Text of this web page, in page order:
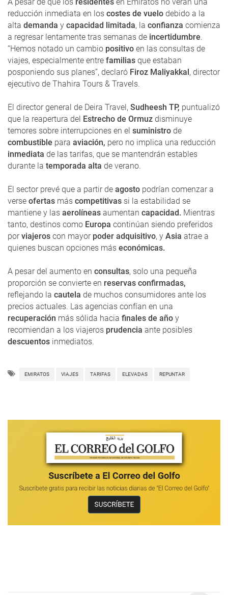
reducción inmediata en los costes de vuelo debido a la
alta demanda y capacidad limitada, la confianza comienza
a regresar lentamente tras semanas de incertidumbre.
“Hemos notado un cambio positivo en las consultas de
viajes, especialmente entre familias que estaban
posponiendo sus planes”, declaró Firoz Maliyakkal, director
ejecutivo de Thahira Tours & Travels.
El director general de Deira Travel, Sudheesh TP, puntualizó
que la reapertura del Estrecho de Ormuz disminuye
temores sobre interrupciones en el suministro de
combustible para aviación, pero no implica una reducción
inmediata de las tarifas, que se mantendrán estables
durante la temporada alta de verano.
El sector prevé que a partir de agosto podrían comenzar a
verse ofertas más competitivas si la estabilidad se
mantiene y las aerolíneas aumentan capacidad. Mientras
tanto, destinos como Europa continúan siendo preferidos
porviajeros con mayor poder adquisitivo, y Asia atrae a
quienes buscan opciones más económicas.
A pesar del aumento en consultas, solo una pequeña
proporción se convierte en reservas confirmadas,
reflejando la cautela de muchos consumidores ante los
precios actuales. Las agencias confían en una
recuperación más sólida hacia finales de año y
recomiendan a los viajeros prudencia ante posibles
descuentos inmediatos.
EMIRATOS VIAJES TARIFAS ELEVADAS REPUNTAR